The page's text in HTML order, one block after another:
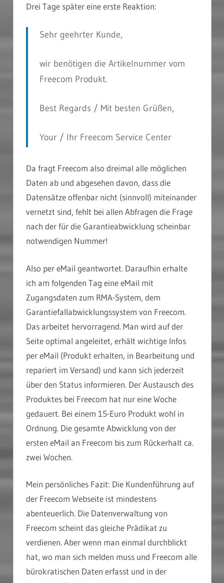
Drei Tage später eine erste Reaktion:
Sehr geehrter Kunde,
wir benötigen die Artikelnummer vom
Freecom Produkt.
Best Regards / Mit besten Grüßen,
Your / Ihr Freecom Service Center
Da fragt Freecom also dreimal alle möglichen
Daten ab und abgesehen davon, dass die
Datensätze offenbar nicht (sinnvoll) miteinander
vernetzt sind, fehlt bei allen Abfragen die Frage
nach der für die Garantieabwicklung scheinbar
notwendigen Nummer!
Also per eMail geantwortet. Daraufhin erhalte
ich am folgenden Tag eine eMail mit
Zugangsdaten zum RMA-System, dem
Garantiefallabwicklungssystem von Freecom.
Das arbeitet hervorragend. Man wird auf der
Seite optimal angeleitet, erhält wichtige Infos
per eMail (Produkt erhalten, in Bearbeitung und
repariert im Versand) und kann sich jederzeit
über den Status informieren. Der Austausch des
Produktes bei Freecom hat nur eine Woche
gedauert. Bei einem 15-Euro Produkt wohl in
Ordnung. Die gesamte Abwicklung von der
ersten eMail an Freecom bis zum Rückerhalt ca.
zwei Wochen.
Mein persönliches Fazit: Die Kundenführung auf
der Freecom Webseite ist mindestens
abenteuerlich. Die Datenverwaltung von
Freecom scheint das gleiche Prädikat zu
verdienen. Aber wenn man einmal durchblickt
hat, wo man sich melden muss und Freecom alle
bürokratischen Daten erfasst und in der